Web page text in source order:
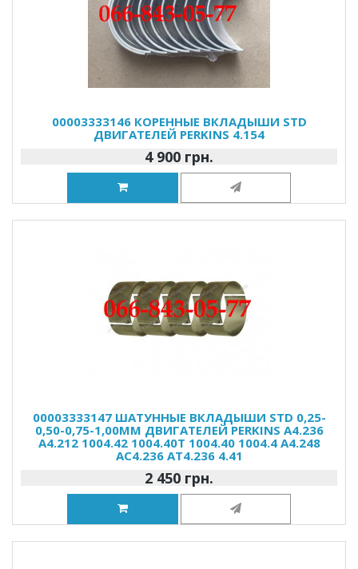
00003333146 КОРЕННЫЕ ВКЛАДЫШИ STD
ДВИГАТЕЛЕЙ PERKINS 4.154
4 900 грн.
00003333147 ШАТУННЫЕ ВКЛАДЫШИ STD 0,25-
0,50-0,75-1,00ММ ДВИГАТЕЛЕЙ PERKINS A4.236
A4.212 1004.42 1004.40T 1004.40 1004.4 A4.248
AC4.236 AT4.236 4.41
2 450 грн.